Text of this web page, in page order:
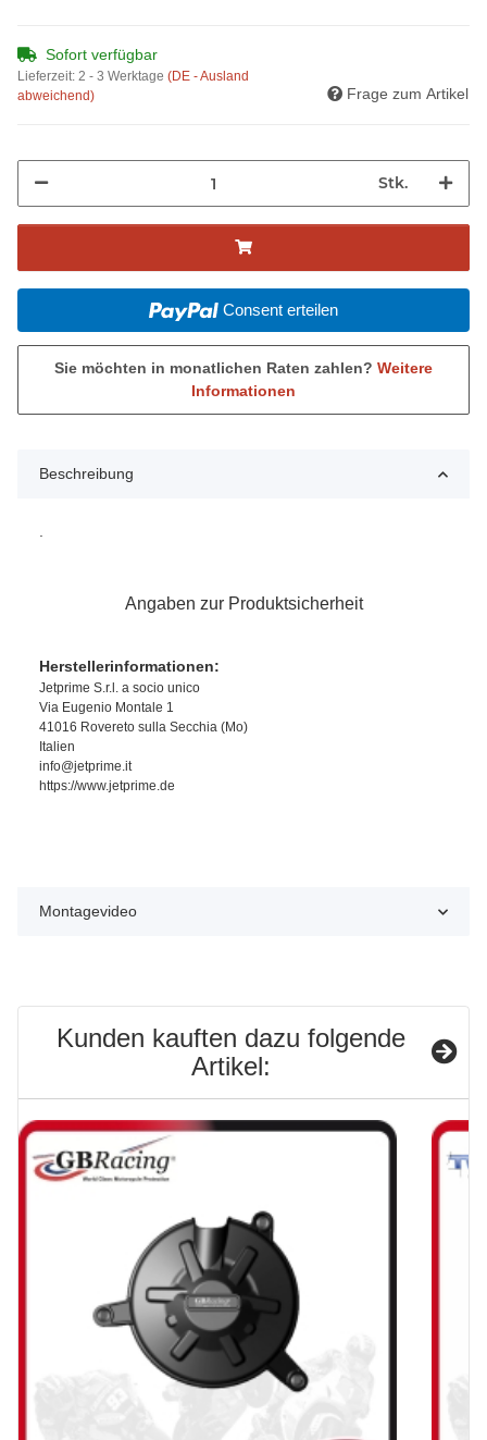
Sofort verfügbar
Lieferzeit: 2 - 3 Werktage (DE - Ausland
abweichend)
Frage zum Artikel
Stk.
Consent erteilen
Sie möchten in monatlichen Raten zahlen? Weitere
Informationen
Beschreibung
Angaben zur Produktsicherheit
Herstellerinformationen:
Jetprime S.r.l. a socio unico
Via Eugenio Montale 1
41016 Rovereto sulla Secchia (Mo)
Italien
info@jetprime.it
https://www.jetprime.de
Montagevideo
Kunden kauften dazu folgende
Artikel: